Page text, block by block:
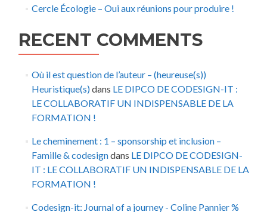
Cercle Écologie – Oui aux réunions pour produire !
RECENT COMMENTS
Où il est question de l’auteur – (heureuse(s))
Heuristique(s)dans LE DIPCO DE CODESIGN-IT :
LE COLLABORATIF UN INDISPENSABLE DE LA
FORMATION !
Le cheminement : 1 – sponsorship et inclusion –
Famille & codesigndans LE DIPCO DE CODESIGN-
IT : LE COLLABORATIF UN INDISPENSABLE DE LA
FORMATION !
Codesign-it: Journal of a journey - Coline Pannier %